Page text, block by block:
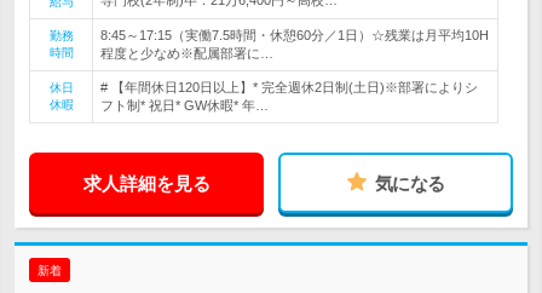
勤務
時間
8:45～17:15（実働7.5時間・休憩60分／1日）☆残業は月平均10H
程度と少なめ※配属部署に…
休日
休暇
# 【年間休日120日以上】* 完全週休2日制(土日)※部署によりシ
フト制* 祝日* GW休暇* 年…
求人詳細を見る 気になる
新着